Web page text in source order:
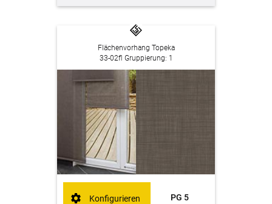
Flächenvorhang Topeka
33-02fl Gruppierung: 1
PG 5
Konfigurieren